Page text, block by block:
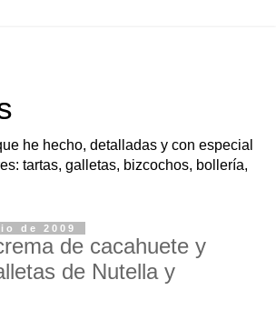
he hecho, detalladas y con especial
tartas, galletas, bizcochos, bollería,
de 2009
de cacahuete y
de Nutella y